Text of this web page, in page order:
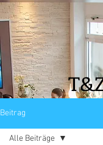
Beitrag
Alle Beiträge